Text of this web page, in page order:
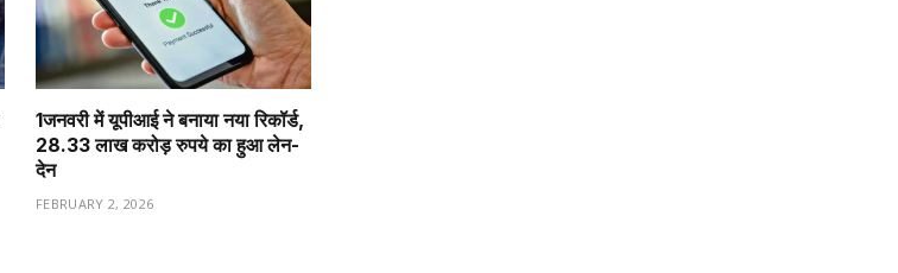
1️जनवरी में यूपीआई ने बनाया नया रिकॉर्ड,
28.33 लाख करोड़ रुपये का हुआ लेन-
देन
FEBRUARY 2, 2026